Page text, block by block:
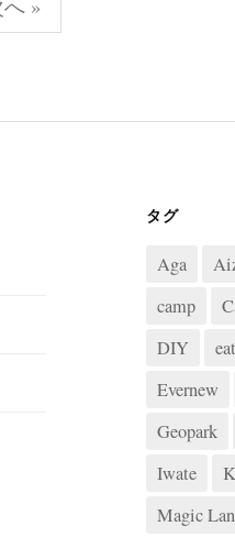
»
タグ
Aga
camp
DIY
eat
Evernew
Geopark
Iwate
Magic